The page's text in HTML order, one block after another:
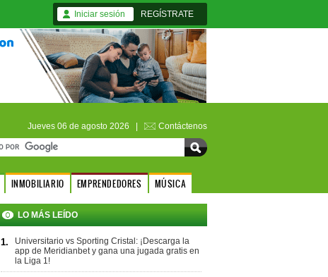
Iniciar sesión REGÍSTRATE
Jueves 06 de agosto 2026 | Contáctenos
INMOBILIARIO EMPRENDEDORES MÚSICA
LO MÁS LEÍDO
1.
Universitario vs Sporting Cristal: ¡Descarga la
app de Meridianbet y gana una jugada gratis en
la Liga 1!